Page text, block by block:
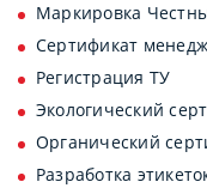
Маркировка
Сертификат
Регистрация ТУ
Экологический
Органический
Разработка